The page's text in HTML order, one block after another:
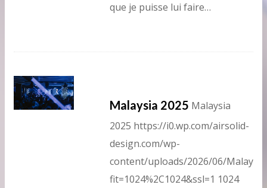
que je puisse lui faire…
Malaysia 2025 Malaysia
2025 https://i0.wp.com/airsolid-
design.com/wp-
content/uploads/2026/06/
fit=1024%2C1024&ssl=1 1024